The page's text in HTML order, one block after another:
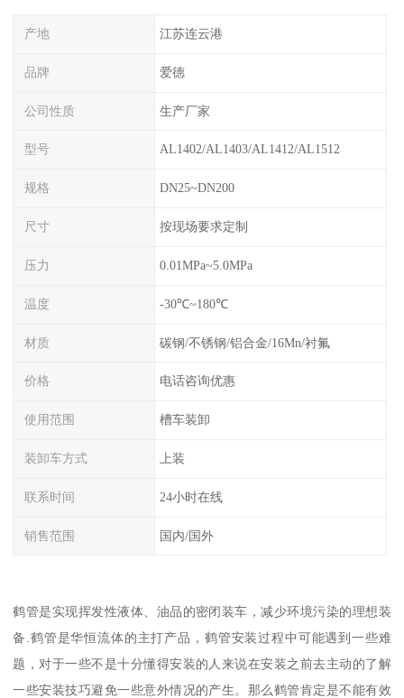
产地 江苏连云港
品牌 爱德
公司性质 生产厂家
型号 AL1402/AL1403/AL1412/AL1512
规格 DN25~DN200
尺寸 按现场要求定制
压力 0.01MPa~5.0MPa
温度 -30℃~180℃
材质 碳钢/不锈钢/铝合金/16Mn/衬氟
价格 电话咨询优惠
使用范围 槽车装卸
装卸车方式 上装
联系时间 24小时在线
销售范围 国内/国外
鹤管是实现挥发性液体、油品的密闭装车，减少环境污染的理想装
备.鹤管是华恒流体的主打产品，鹤管安装过程中可能遇到一些难
题，对于一些不是十分懂得安装的人来说在安装之前去主动的了解
一些安装技巧避免一些意外情况的产生。那么鹤管肯定是不能有效